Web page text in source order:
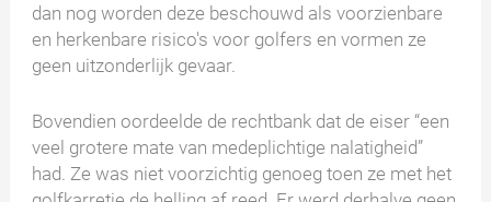
dan nog worden deze beschouwd als voorzienbare
en herkenbare risico's voor golfers en vormen ze
geen uitzonderlijk gevaar.
Bovendien oordeelde de rechtbank dat de eiser “een
veel grotere mate van medeplichtige nalatigheid”
had. Ze was niet voorzichtig genoeg toen ze met het